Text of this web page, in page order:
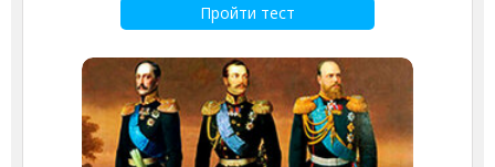
Пройти тест